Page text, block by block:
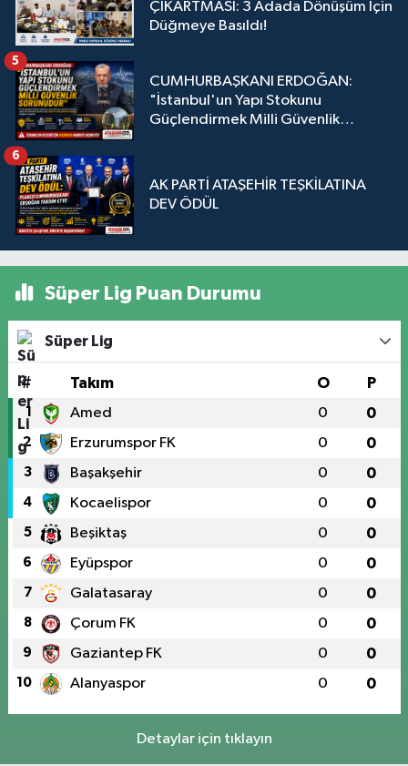
ÇIKARTMASI: 3 Adada Dönüşüm İçin
Düğmeye Basıldı!
CUMHURBAŞKANI ERDOĞAN:
"İstanbul'un Yapı Stokunu
Güçlendirmek Milli Güvenlik
5
AK PARTİ ATAŞEHİR TEŞKİLATINA
DEV ÖDÜL
6
Süper Lig Puan Durumu
Süper Lig
# Takım O P
1 Amed 0 0
2 Erzurumspor FK 0 0
3 Başakşehir 0 0
4 Kocaelispor 0 0
5 Beşiktaş 0 0
6 Eyüpspor 0 0
7 Galatasaray 0 0
8 Çorum FK 0 0
9 Gaziantep FK 0 0
10 Alanyaspor 0 0
Detaylar için tıklayın